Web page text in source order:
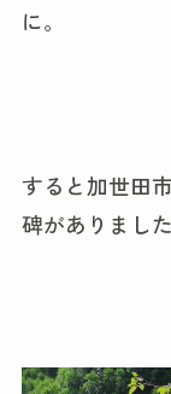
に。
すると加世田
碑がありまし